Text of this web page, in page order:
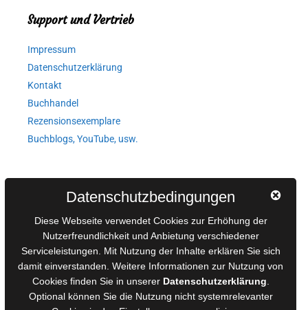
Support und Vertrieb
Impressum
Datenschutzerklärung
Kontakt
Buchhandel
Rezensionsexemplare
Buchblogs, YouTube, usw.
AGB für Medienprojekte
Online-Artikel
Manuskripte einreichen
Ausschreibungen
Belegexemplare
Eigenbedarfsexemplare
Datenschutzbedingungen
Diese Webseite verwendet Cookies zur Erhöhung der
Nutzerfreundlichkeit und Anbietung verschiedener
Serviceleistungen. Mit Nutzung der Inhalte erklären Sie sich
damit einverstanden. Weitere Informationen zur Nutzung von
Cookies finden Sie in unserer Datenschutzerklärung
Optional können Sie die Nutzung nicht systemrelevanter